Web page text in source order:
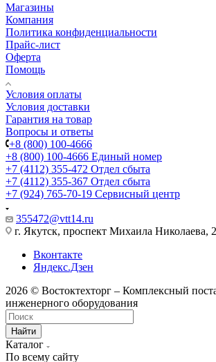
Магазины
Компания
Политика конфиденциальности
Прайс-лист
Оферта
Помощь
Условия оплаты
Условия доставки
Гарантия на товар
Вопросы и ответы
+8 (800) 100-4666
+8 (800) 100-4666 Единый номер
+7 (4112) 355-472 Отдел сбыта
+7 (4112) 355-367 Отдел сбыта
+7 (924) 765-70-19 Сервисный центр
355472@vtt14.ru
г. Якутск, проспект Михаила Николаева,
Вконтакте
Яндекс.Дзен
2026 © Востоктехторг – Комплексный
инженерного оборудования
Найти
Каталог
По всему сайту